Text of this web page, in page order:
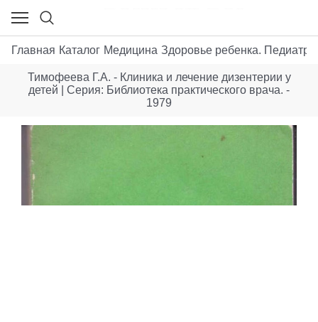
Главная Каталог Медицина Здоровье ребенка.
Тимофеева Г.А. - Клиника и лечение дизентерии у
детей | Серия: Библиотека практического врача. -
1979